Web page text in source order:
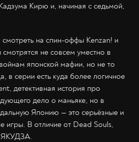
Кирю и, начиная с седьмой,
смотреть на спин-оффы Kenzan! и
не совсем уместно в
японской мафии, но не то
в серии есть куда более логичное
детективная история про
дело о маньяке, но в
Японию — это серьёзные и
игры. В отличие от Dead Souls,